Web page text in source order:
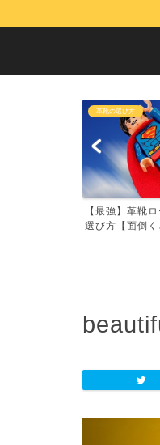
革靴のお手入れ方法
NULLシュー
の悩みを解消